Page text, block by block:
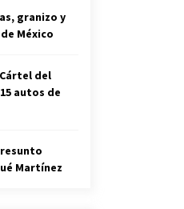
granizo y
México
del
autos de
Martínez